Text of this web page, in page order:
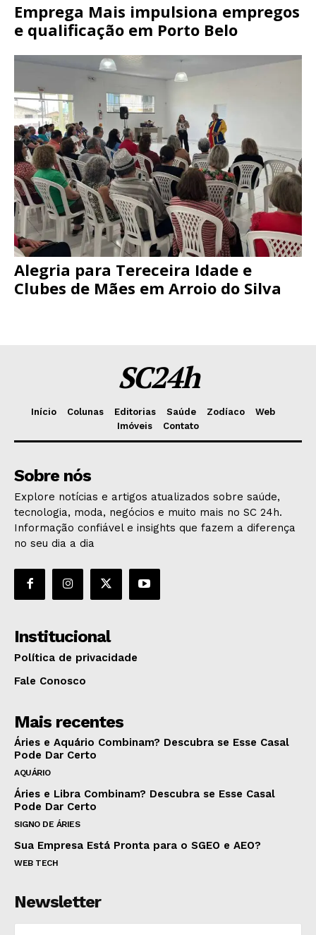
Emprega Mais impulsiona empregos
e qualificação em Porto Belo
Alegria para Tereceira Idade e
Clubes de Mães em Arroio do Silva
SC24h
Início Colunas Editorias Saúde Zodíaco
Web
Imóveis
Contato
Sobre nós
Explore notícias e artigos atualizados sobre saúde,
tecnologia, moda, negócios e muito mais no SC 24h.
Informação confiável e insights que fazem a diferença
no seu dia a dia
Institucional
Política de privacidade
Fale Conosco
Mais recentes
Áries e Aquário Combinam? Descubra se Esse Casal
Pode Dar Certo
AQUÁRIO
Áries e Libra Combinam? Descubra se Esse Casal
Pode Dar Certo
SIGNO DE ÁRIES
Sua Empresa Está Pronta para o SGEO e AEO?
WEB TECH
Newsletter